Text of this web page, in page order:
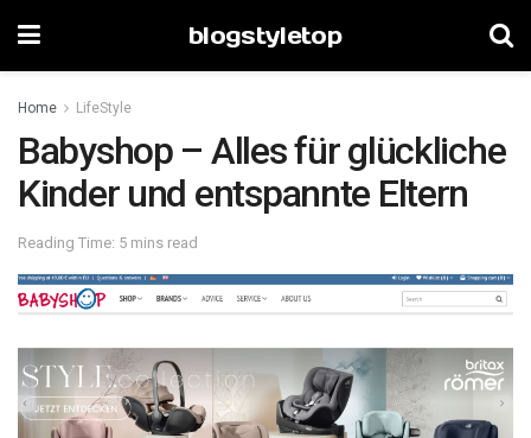
blogstyletop
Home LifeStyle
Babyshop – Alles für glückliche
Kinder und entspannte Eltern
Reading Time: 5 mins read